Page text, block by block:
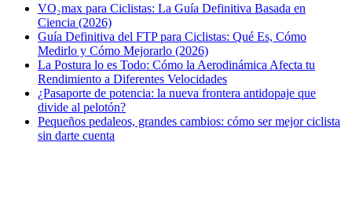
VO₂max para Ciclistas: La Guía Definitiva Basada en
Ciencia (2026)
Guía Definitiva del FTP para Ciclistas: Qué Es, Cómo
Medirlo y Cómo Mejorarlo (2026)
La Postura lo es Todo: Cómo la Aerodinámica Afecta tu
Rendimiento a Diferentes Velocidades
¿Pasaporte de potencia: la nueva frontera antidopaje que
divide al pelotón?
Pequeños pedaleos, grandes cambios: cómo ser mejor ciclista
sin darte cuenta